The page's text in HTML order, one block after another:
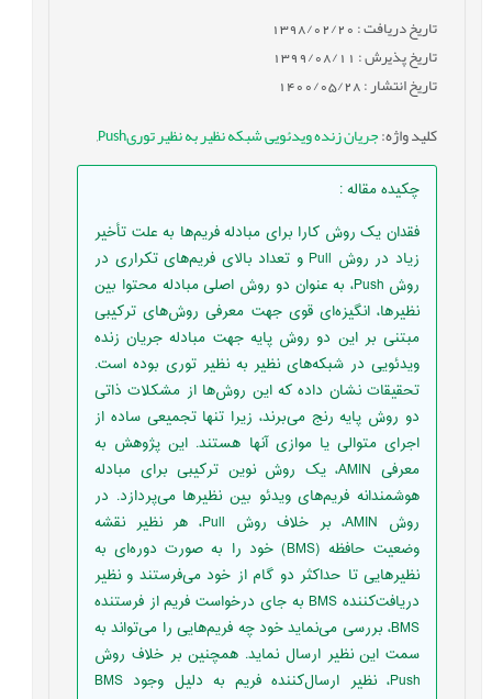
تاریخ دریافت : 1398/02/20
تاریخ پذیرش : 1399/08/11
تاریخ انتشار : 1400/05/28
کلید واژه:جریان زنده ویدئویی شبکه نظیر به نظیر توریPush ,
چکیده مقاله:
فقدان یک روش کارا برای مبادله فریم‌ها به علت تأخیر
زیاد در روش Pull و تعداد بالای فریم‌های تکراری در
روش Push، به عنوان دو روش اصلی مبادله محتوا بین
نظیرها، انگیزه‌ای قوی جهت معرفی روش‌های ترکیبی
مبتنی بر این دو روش پایه جهت مبادله جریان زنده
ویدئویی در شبکه‌های نظیر به نظیر توری بوده است.
تحقیقات نشان داده که این روش‌ها از مشکلات ذاتی
دو روش پایه رنج می‌برند، زیرا تنها تجمیعی ساده از
اجرای متوالی یا موازی آنها هستند. این پژوهش به
معرفی AMIN، یک روش نوین ترکیبی برای مبادله
هوشمندانه فریم‌های ویدئو بین نظیرها می‌پردازد. در
روش AMIN، بر خلاف روش Pull، هر نظیر نقشه
وضعیت حافظه (BMS) خود را به صورت دوره‌ای به
نظیرهایی تا حداکثر دو گام از خود می‌فرستند و نظیر
دریافت‌کننده BMS به جای درخواست فریم از فرستنده
BMS، بررسی می‌نماید خود چه فریم‌هایی را می‌تواند به
سمت این نظیر ارسال نماید. همچنین بر خلاف روش
Push، نظیر ارسال‌کننده فریم به دلیل وجود BMS